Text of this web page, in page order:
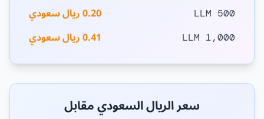
500 LLM 0.20 ريال سعودي
1,000 LLM 0.41 ريال سعودي
سعر الريال السعودي مقابل